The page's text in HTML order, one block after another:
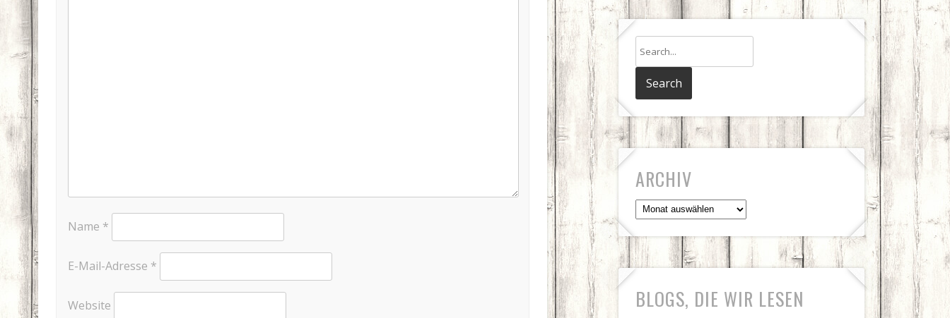
Name *
E-Mail-Adresse *
Website
ARCHIV
Archiv
BLOGS, DIE WIR LESEN